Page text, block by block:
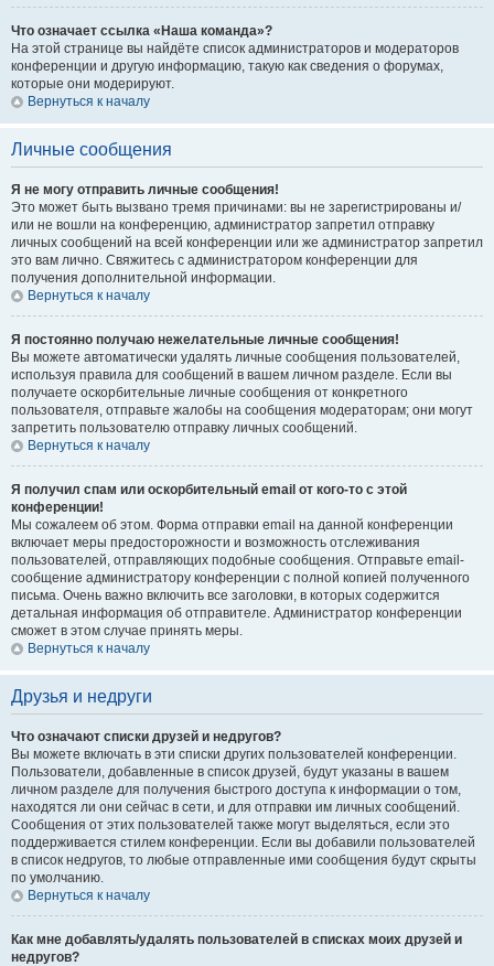
Что означает ссылка «Наша команда»?
На этой странице вы найдёте список администраторов и модераторов
конференции и другую информацию, такую как сведения о форумах,
которые они модерируют.
Вернуться к началу
Личные сообщения
Я не могу отправить личные сообщения!
Это может быть вызвано тремя причинами: вы не зарегистрированы и/
или не вошли на конференцию, администратор запретил отправку
личных сообщений на всей конференции или же администратор запретил
это вам лично. Свяжитесь с администратором конференции для
получения дополнительной информации.
Вернуться к началу
Я постоянно получаю нежелательные личные сообщения!
Вы можете автоматически удалять личные сообщения пользователей,
используя правила для сообщений в вашем личном разделе. Если вы
получаете оскорбительные личные сообщения от конкретного
пользователя, отправьте жалобы на сообщения модераторам; они могут
запретить пользователю отправку личных сообщений.
Вернуться к началу
Я получил спам или оскорбительный email от кого-то с этой
конференции!
Мы сожалеем об этом. Форма отправки email на данной конференции
включает меры предосторожности и возможность отслеживания
пользователей, отправляющих подобные сообщения. Отправьте email-
сообщение администратору конференции с полной копией полученного
письма. Очень важно включить все заголовки, в которых содержится
детальная информация об отправителе. Администратор конференции
сможет в этом случае принять меры.
Вернуться к началу
Друзья и недруги
Что означают списки друзей и недругов?
Вы можете включать в эти списки других пользователей конференции.
Пользователи, добавленные в список друзей, будут указаны в вашем
личном разделе для получения быстрого доступа к информации о том,
находятся ли они сейчас в сети, и для отправки им личных сообщений.
Сообщения от этих пользователей также могут выделяться, если это
поддерживается стилем конференции. Если вы добавили пользователей
в список недругов, то любые отправленные ими сообщения будут скрыты
по умолчанию.
Вернуться к началу
Как мне добавлять/удалять пользователей в списках моих друзей и
недругов?